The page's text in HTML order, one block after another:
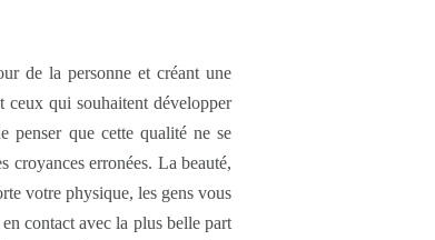
de la personne et créant une
ceux qui souhaitent développer
penser que cette qualité ne se
croyances erronées. La beauté,
votre physique, les gens vous
contact avec la plus belle part